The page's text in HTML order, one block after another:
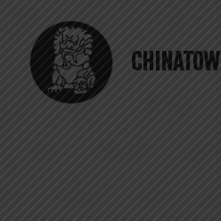
content